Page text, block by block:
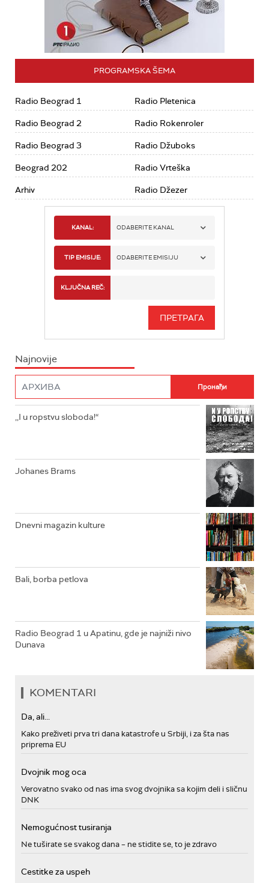
PROGRAMSKA ŠEMA
Radio Beograd 1
Radio Beograd 2
Radio Beograd 3
Beograd 202
Arhiv
Radio Pletenica
Radio Rokenroler
Radio Džuboks
Radio Vrteška
Radio Džezer
KANAL: ODABERITE KANAL
RADIO BEOGRAD 1
RADIO BEOGRAD 3
RADIO ROKENROLER
TIP EMISIJE: ODABERITE EMISIJU
INFO
KLJUČNA REČ:
Najnovije
,,I u ropstvu sloboda!“
Johanes Brams
Dnevni magazin kulture
Bali, borba petlova
Radio Beograd 1 u Apatinu, gde je najniži nivo
Dunava
KOMENTARI
Da, ali...
Kako preživeti prva tri dana katastrofe u Srbiji, i za šta nas
priprema EU
Dvojnik mog oca
Verovatno svako od nas ima svog dvojnika sa kojim deli i sličnu
DNK
Nemogućnost tusiranja
Ne tuširate se svakog dana – ne stidite se, to je zdravo
Cestitke za uspeh